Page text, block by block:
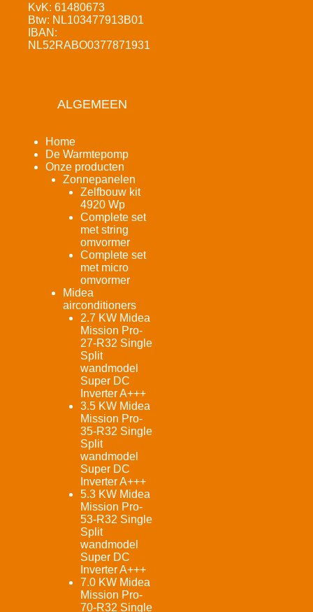
KvK: 61480673
Btw: NL103477913B01
IBAN:
NL52RABO0377871931
ALGEMEEN
Home
De Warmtepomp
Onze producten
Zonnepanelen
Zelfbouw kit
4920 Wp
Complete set
met string
omvormer
Complete set
met micro
omvormer
Midea
airconditioners
2.7 KW Midea
Mission Pro-
27-R32 Single
Split
wandmodel
Super DC
Inverter A+++
3.5 KW Midea
Mission Pro-
35-R32 Single
Split
wandmodel
Super DC
Inverter A+++
5.3 KW Midea
Mission Pro-
53-R32 Single
Split
wandmodel
Super DC
Inverter A+++
7.0 KW Midea
Mission Pro-
70-R32 Single